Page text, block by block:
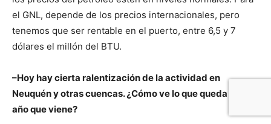
el GNL, depende de los precios internacionales, pero
tenemos que ser rentable en el puerto, entre 6,5 y 7
dólares el millón del BTU.
–Hoy hay cierta ralentización de la actividad en
Neuquén y otras cuencas. ¿Cómo ve lo que queda y el
año que viene?